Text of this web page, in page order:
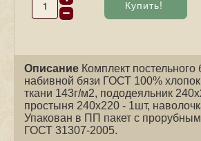
Описание Комплект постельного
набивной бязи ГОСТ 100%
ткани 143г/м2, пододеяльник
простыня 240х220 - 1шт,
Упакован в ПП пакет с
ГОСТ 31307-2005.